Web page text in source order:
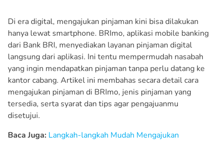
Di era digital, mengajukan pinjaman kini bisa dilakukan
hanya lewat smartphone. BRImo, aplikasi mobile banking
dari Bank BRI, menyediakan layanan pinjaman digital
langsung dari aplikasi. Ini tentu mempermudah nasabah
yang ingin mendapatkan pinjaman tanpa perlu datang ke
kantor cabang. Artikel ini membahas secara detail cara
mengajukan pinjaman di BRImo, jenis pinjaman yang
tersedia, serta syarat dan tips agar pengajuanmu
disetujui.
Baca Juga: Langkah-langkah Mudah Mengajukan